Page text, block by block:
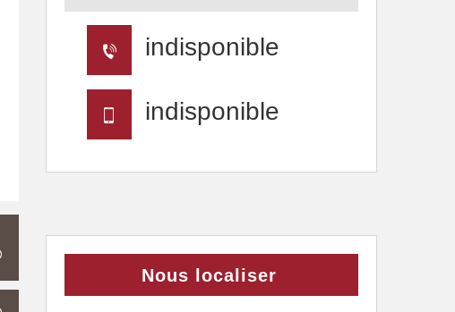
indisponible
indisponible
Nous localiser